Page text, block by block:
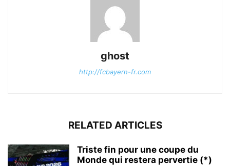
ghost
http://fcbayern-fr.com
RELATED ARTICLES
Triste fin pour une coupe du
Monde qui restera pervertie (*)